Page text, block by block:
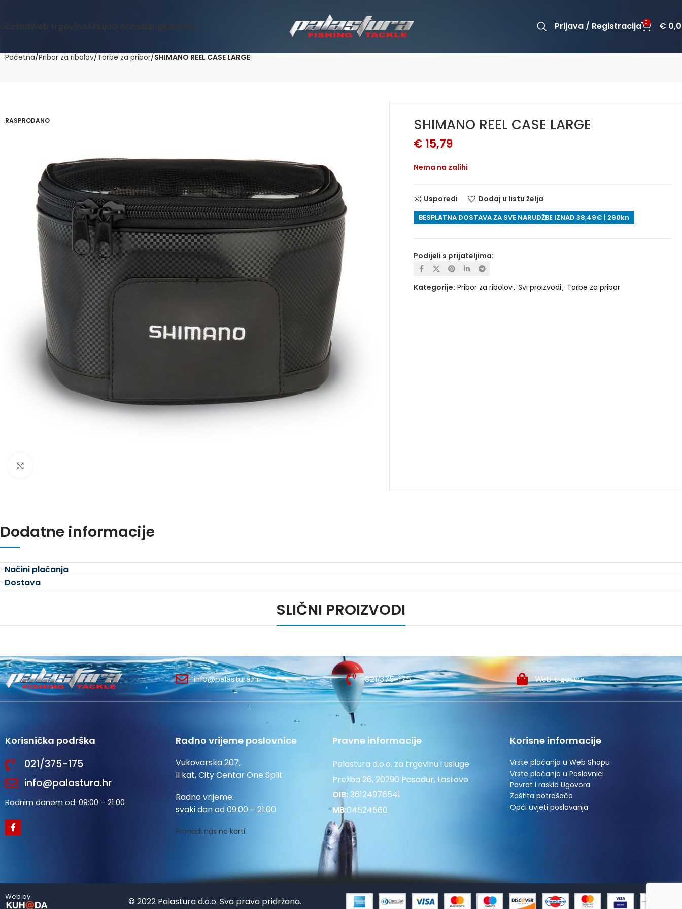
Kontakt Prijava / Registracija 0 €
Početna Pribor za ribolov Torbe za pribor SHIMANO REEL CASE LARGE
RASPRODANO SHIMANO REEL CASE LARGE
€ 15,79
Nema na zalihi
Usporedi Dodaj u listu želja
BESPLATNA DOSTAVA ZA SVE NARUDŽBE IZNAD 38,49€ | 290kn
Podijeli s prijateljima:
Kategorije: Pribor za ribolov, Svi proizvodi, Torbe za pribor
Dodatne informacije
Načini plaćanja
Dostava
SLIČNI PROIZVODI
info@palastura.hr 021/375-175 Web trgovina
Korisnička podrška
021/375-175
info@palastura.hr
Radnim danom od: 09:00 – 21:00
Radno vrijeme poslovnice
Vukovarska 207,
II kat, City Centar One Split
Radno vrijeme:
svaki dan od 09:00 – 21:00
Pronađi nas na karti
Pravne informacije
Palastura d.o.o. za trgovinu i usluge
Prežba 26, 20290 Pasadur, Lastovo
OIB:36124976541
MB:04524560
Korisne informacije
Vrste plaćanja u Web Shopu
Vrste plaćanja u Poslovnici
Povrat i raskid Ugovora
Zaštita potrošača
Opći uvjeti poslovanja
Web by: © 2022 Palastura d.o.o. Sva prava pridržana.